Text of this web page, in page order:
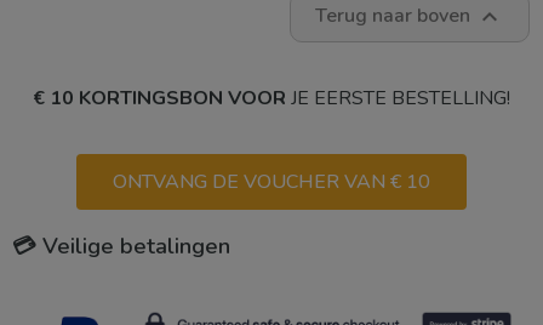
Terug naar boven 
€ 10 KORTINGSBON VOOR JE EERSTE BESTELLING!
ONTVANG DE VOUCHER VAN € 10
💳 Veilige betalingen